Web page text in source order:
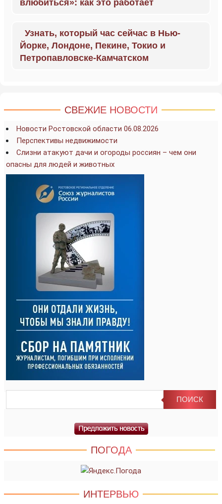
влюбиться»: как это работает
Узнать, который час сейчас в Нью-
Йорке, Лондоне, Пекине, Токио и
Петропавловске-Камчатском
СВЕЖИЕ НОВОСТИ
Новости Ростовской области 06.08.2026
Перспективы недвижимости
Слизни атакуют дачи и огороды россиян – чем они
опасны для людей и животных
ПОГОДА
ИНТЕРВЬЮ